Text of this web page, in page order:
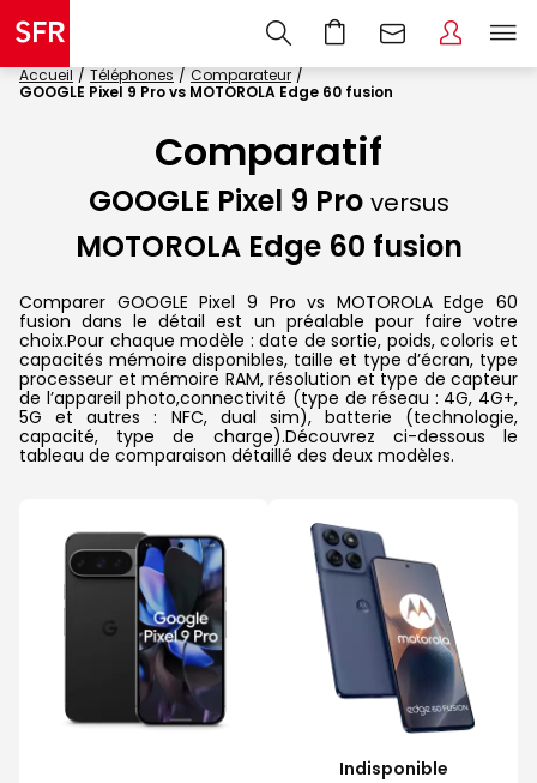
Accueil Téléphones
Comparateur
GOOGLE Pixel 9 Pro vs MOTOROLA Edge 60 fusion
Comparatif
GOOGLE Pixel 9 Pro versus
MOTOROLA Edge 60 fusion
Comparer GOOGLE Pixel 9 Pro vs MOTOROLA Edge 60
fusion dans le détail est un préalable pour faire votre
choix.Pour chaque modèle : date de sortie, poids, coloris et
capacités mémoire disponibles, taille et type d’écran, type
processeur et mémoire RAM, résolution et type de capteur
de l’appareil photo,connectivité (type de réseau : 4G, 4G+,
5G et autres : NFC, dual sim), batterie (technologie,
capacité, type de charge).Découvrez ci-dessous le
tableau de comparaison détaillé des deux modèles.
Indisponible